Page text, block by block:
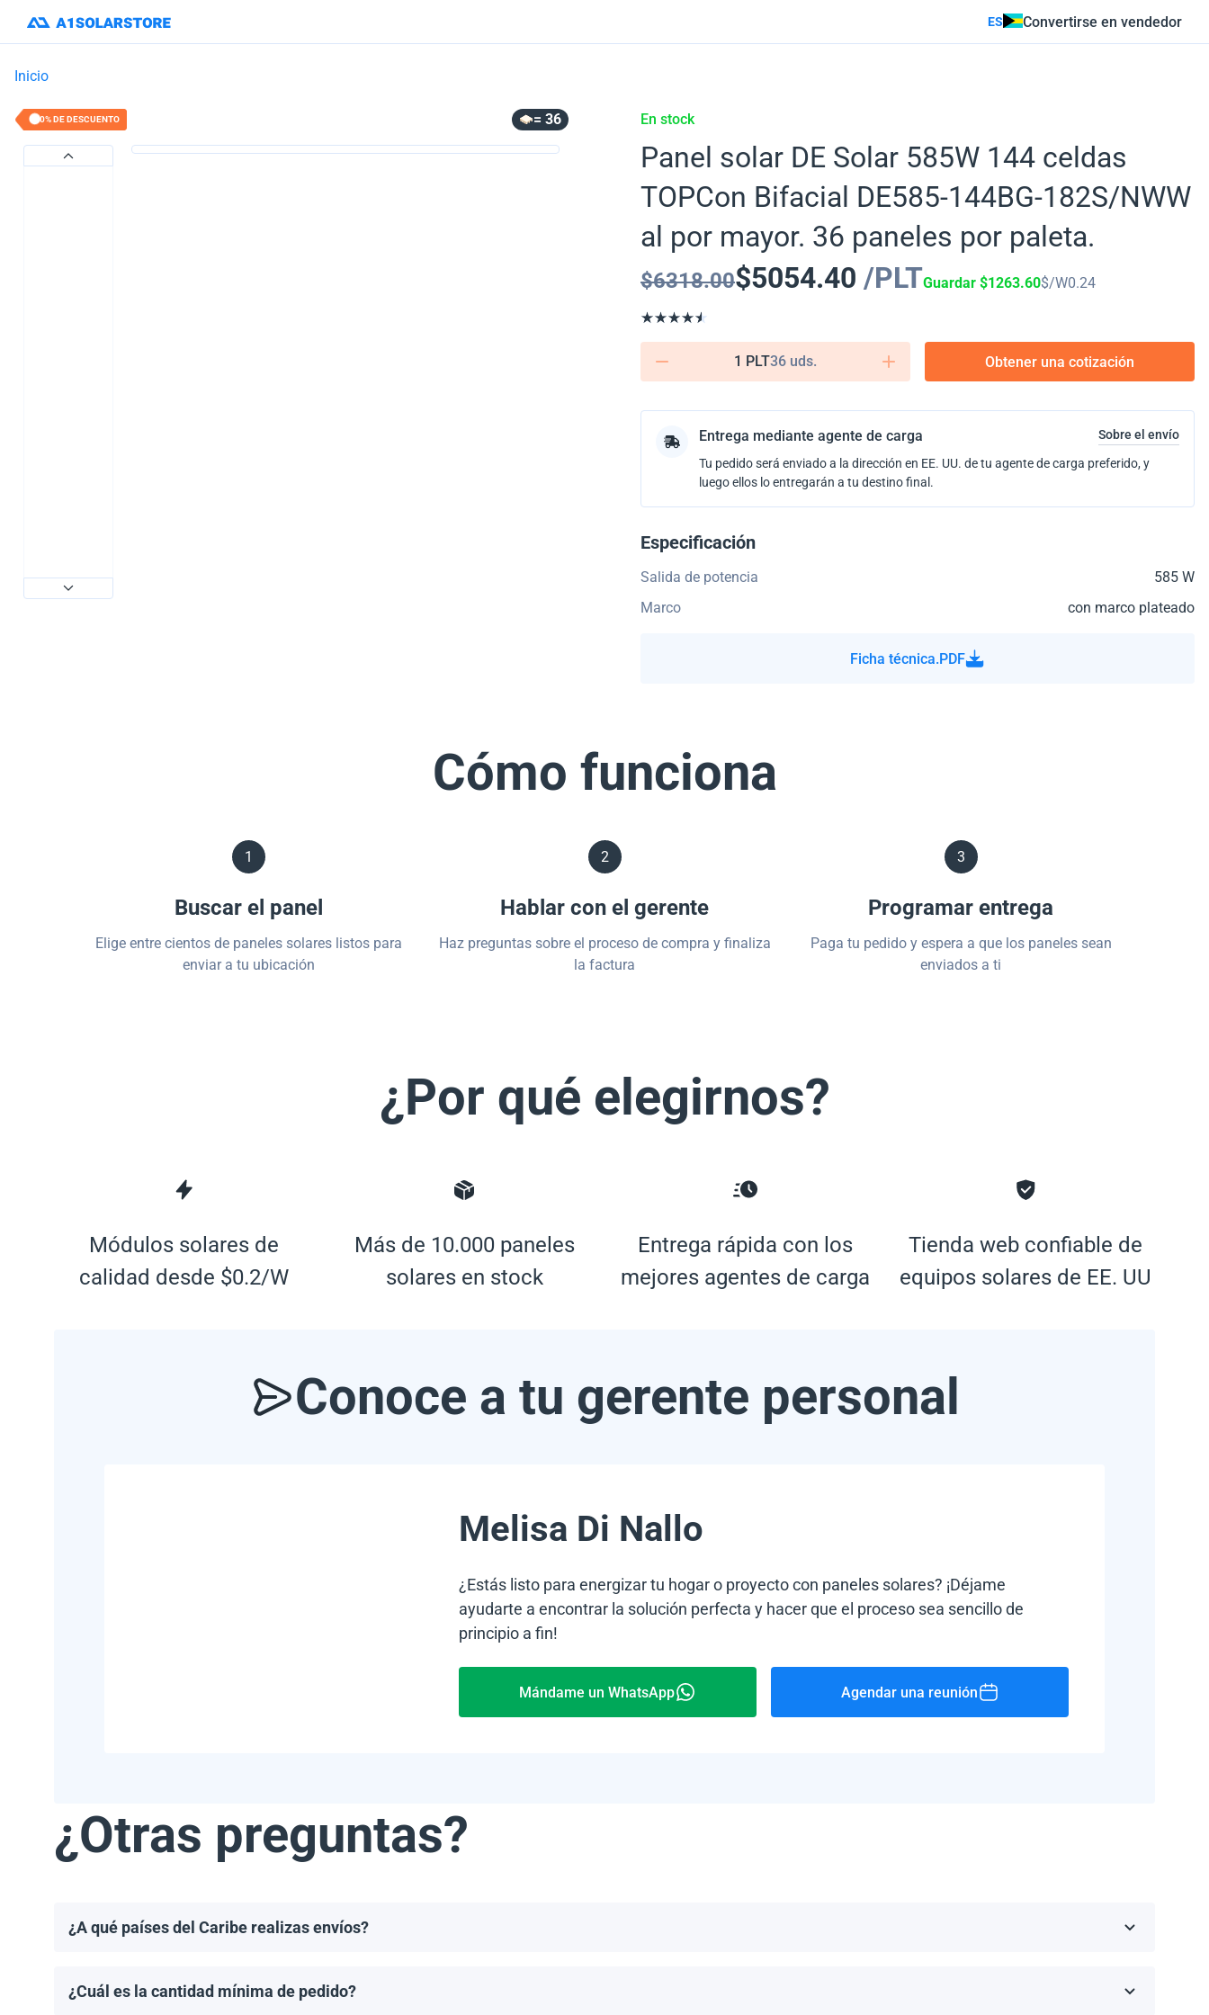
ES Convertirse en vendedor
Inicio
20% DE DESCUENTO = 36 En stock
Panel solar DE Solar 585W 144 celdas
TOPCon Bifacial DE585-144BG-182S/NWW
al por mayor. 36 paneles por paleta.
$6318.00$5054.40 /PLTGuardar $1263.60$/W0.24
1 PLT36 uds. Obtener una cotización
Entrega mediante agente de carga
Sobre el envío
Tu pedido será enviado a la dirección en EE. UU. de tu agente de carga preferido, y
luego ellos lo entregarán a tu destino final.
Especificación
Salida de potencia
585 W
Marco
con marco plateado
Ficha técnica.PDF
Cómo funciona
1
Buscar el panel
Elige entre cientos de paneles solares listos para
enviar a tu ubicación
2
Hablar con el gerente
Haz preguntas sobre el proceso de compra y finaliza
la factura
3
Programar entrega
Paga tu pedido y espera a que los paneles sean
enviados a ti
¿Por qué elegirnos?
Módulos solares de
calidad desde $0.2/W
Más de 10.000 paneles
solares en stock
Entrega rápida con los
mejores agentes de carga
Tienda web confiable de
equipos solares de EE. UU
Conoce a tu gerente personal
Melisa Di Nallo
¿Estás listo para energizar tu hogar o proyecto con paneles solares? ¡Déjame
ayudarte a encontrar la solución perfecta y hacer que el proceso sea sencillo de
principio a fin!
Mándame un WhatsApp Agendar una reunión
¿Otras preguntas?
¿A qué países del Caribe realizas envíos?
¿Cuál es la cantidad mínima de pedido?